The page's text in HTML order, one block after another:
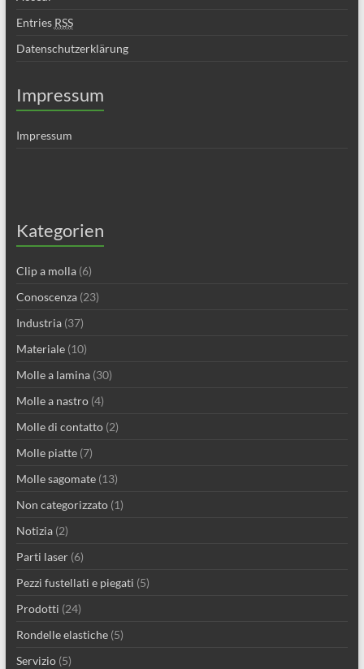
Entries RSS
Datenschutzerklärung
Impressum
Impressum
Kategorien
Clip a molla(6)
Conoscenza(23)
Industria(37)
Materiale(10)
Molle a lamina(30)
Molle a nastro(4)
Molle di contatto(2)
Molle piatte(7)
Molle sagomate(13)
Non categorizzato(1)
Notizia(2)
Parti laser(6)
Pezzi fustellati e piegati (5)
Prodotti (24)
Rondelle elastiche(5)
Servizio(5)